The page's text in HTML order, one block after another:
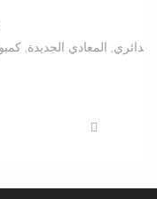
المعادي الجديدة, كمبوند